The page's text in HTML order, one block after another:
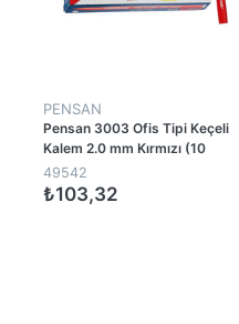
PENSAN
Pensan 3003 Ofis Tipi Keçeli
Kalem 2.0 mm Kırmızı (10
Adet)
49542
₺103,32